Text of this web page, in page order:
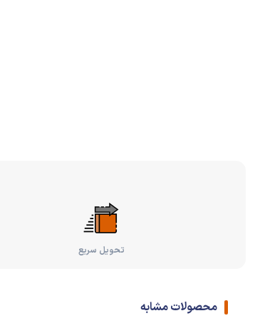
تحویل سریع
محصولات مشابه